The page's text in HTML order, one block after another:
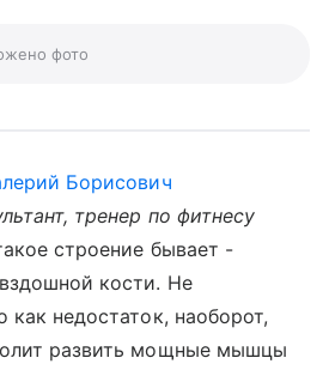
фото
Борисович
тренер по фитнесу
строение бывает -
кости. Не
как недостаток, наоборот,
развить мощные мышцы